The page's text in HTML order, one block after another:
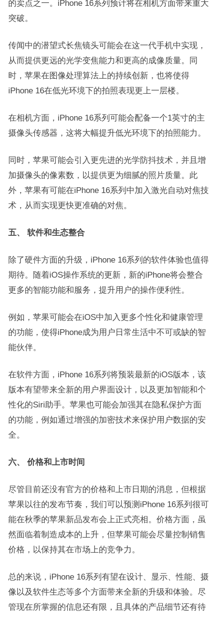
的卖点之一。iPhone 16系列预计将在相机方面带来重大
突破。
传闻中的潜望式长焦镜头可能会在这一代手机中实现，
从而提供更远的光学变焦能力和更高的成像质量。同
时，苹果在图像处理算法上的持续创新，也将使得
iPhone 16在低光环境下的拍照表现更上一层楼。
在相机方面，iPhone 16系列可能会配备一个1英寸的主
摄像头传感器，这将大幅提升低光环境下的拍照能力。
同时，苹果可能会引入更先进的光学防抖技术，并且增
加摄像头的像素数，以提供更为细腻的照片质量。此
外，苹果有可能在iPhone 16系列中加入激光自动对焦技
术，从而实现更快更准确的对焦。
五、 软件和生态整合
除了硬件方面的升级，iPhone 16系列的软件体验也值得
期待。随着iOS操作系统的更新，新的iPhone将会整合
更多的智能功能和服务，提升用户的操作便利性。
例如，苹果可能会在iOS中加入更多个性化和健康管理
的功能，使得iPhone成为用户日常生活中不可或缺的智
能伙伴。
在软件方面，iPhone 16系列将预装最新的iOS版本，该
版本有望带来全新的用户界面设计，以及更加智能和个
性化的Siri助手。苹果也可能会加强其在隐私保护方面
的功能，例如通过增强的加密技术来保护用户数据的安
全。
六、 价格和上市时间
尽管目前还没有官方的价格和上市日期的消息，但根据
苹果以往的发布节奏，我们可以预测iPhone 16系列很可
能在秋季的苹果新品发布会上正式亮相。价格方面，虽
然面临着制造成本的上升，但苹果可能会尽量控制销售
价格，以保持其在市场上的竞争力。
总的来说，iPhone 16系列有望在设计、显示、性能、摄
像以及软件生态等多个方面带来全新的升级和体验。尽
管现在所掌握的信息还有限，且具体的产品细节还有待